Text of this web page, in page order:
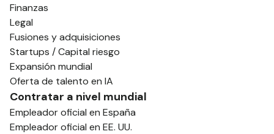
Finanzas
Legal
Fusiones y adquisiciones
Startups / Capital riesgo
Expansión mundial
Oferta de talento en IA
Contratar a nivel mundial
Empleador oficial en España
Empleador oficial en EE. UU.